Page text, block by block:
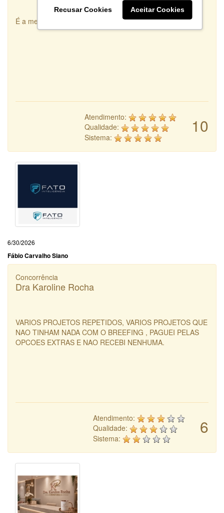
Recusar Cookies Aceitar Cookies
É a melhor integradora de Designers que existe!
10
Atendimento:
Qualidade:
Sistema:
6/30/2026
Fábio Carvalho Siano
Concorrência
Dra Karoline Rocha
VARIOS PROJETOS REPETIDOS, VARIOS PROJETOS QUE
NAO TINHAM NADA COM O BREEFING , PAGUEI PELAS
OPCOES EXTRAS E NAO RECEBI NENHUMA.
6
Atendimento:
Qualidade:
Sistema: